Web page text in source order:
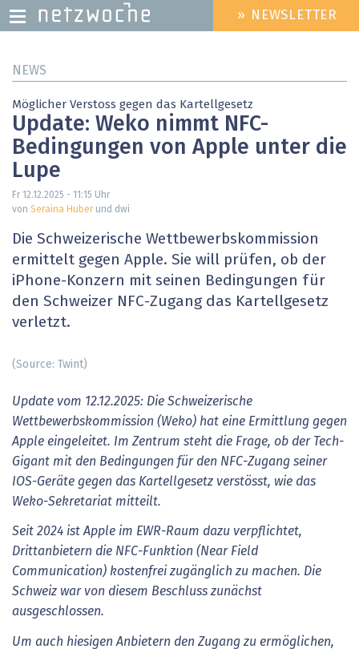
zum
HEADER
MENU
» NEWSLETTER
NEWS
Möglicher Verstoss gegen das Kartellgesetz
Update: Weko nimmt NFC-
Bedingungen von Apple unter die
Lupe
Fr 12.12.2025 - 11:15 Uhr
von Seraina Huberund dwi
Die Schweizerische Wettbewerbskommission
ermittelt gegen Apple. Sie will prüfen, ob der
iPhone-Konzern mit seinen Bedingungen für
den Schweizer NFC-Zugang das Kartellgesetz
verletzt.
(Source: Twint)
Update vom 12.12.2025: Die Schweizerische
Wettbewerbskommission (Weko) hat eine Ermittlung gegen
Apple eingeleitet. Im Zentrum steht die Frage, ob der Tech-
Gigant mit den Bedingungen für den NFC-Zugang seiner
IOS-Geräte gegen das Kartellgesetz verstösst, wie das
Weko-Sekretariat mitteilt.
Seit 2024 ist Apple im EWR-Raum dazu verpflichtet,
Drittanbietern die NFC-Funktion (Near Field
Communication) kostenfrei zugänglich zu machen. Die
Schweiz war von diesem Beschluss zunächst
ausgeschlossen.
Um auch hiesigen Anbietern den Zugang zu ermöglichen,